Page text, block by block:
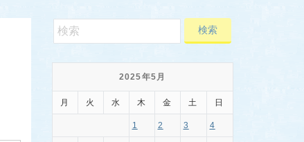
2025年5月
月 火 水 木 金 土 日
1 2 3 4